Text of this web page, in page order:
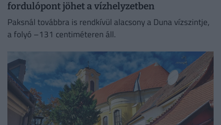
fordulópont jöhet a vízhelyzetben
Paksnál továbbra is rendkívül alacsony a Duna vízszintje,
a folyó –131 centiméteren áll.